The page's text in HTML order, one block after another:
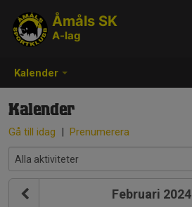
Kalender
Åmåls SK
A-lag
Kalender
Gå till idag | Prenumerera
Februari 2024